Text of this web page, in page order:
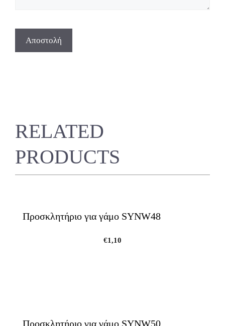
RELATED
PRODUCTS
Προσκλητήριο για γάμο SYNW48
€1,10
Προσκλητήριο για γάμο SYNW50